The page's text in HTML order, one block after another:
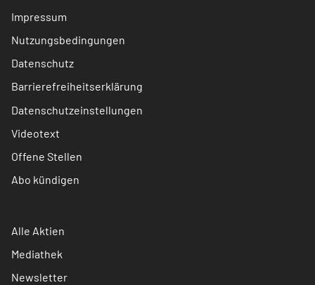
Impressum
Nutzungsbedingungen
Datenschutz
Barrierefreiheitserklärung
Datenschutzeinstellungen
Videotext
Offene Stellen
Abo kündigen
Alle Aktien
Mediathek
Newsletter